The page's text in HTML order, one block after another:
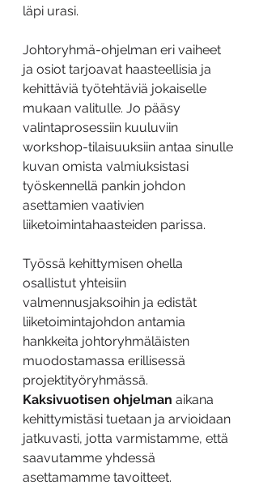
läpi urasi.
Johtoryhmä-ohjelman eri vaiheet
ja osiot tarjoavat haasteellisia ja
kehittäviä työtehtäviä jokaiselle
mukaan valitulle. Jo pääsy
valintaprosessiin kuuluviin
workshop-tilaisuuksiin antaa sinulle
kuvan omista valmiuksistasi
työskennellä pankin johdon
asettamien vaativien
liiketoimintahaasteiden parissa.
Työssä kehittymisen ohella
osallistut yhteisiin
valmennusjaksoihin ja edistät
liiketoimintajohdon antamia
hankkeita johtoryhmäläisten
muodostamassa erillisessä
projektityöryhmässä.
Kaksivuotisen ohjelman aikana
kehittymistäsi tuetaan ja arvioidaan
jatkuvasti, jotta varmistamme, että
saavutamme yhdessä
asettamamme tavoitteet.